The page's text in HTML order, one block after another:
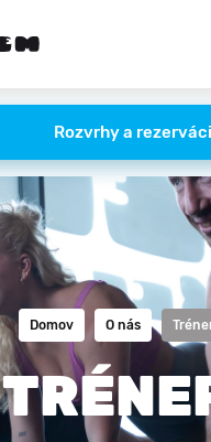
Rozvrhy a
Domov O nás